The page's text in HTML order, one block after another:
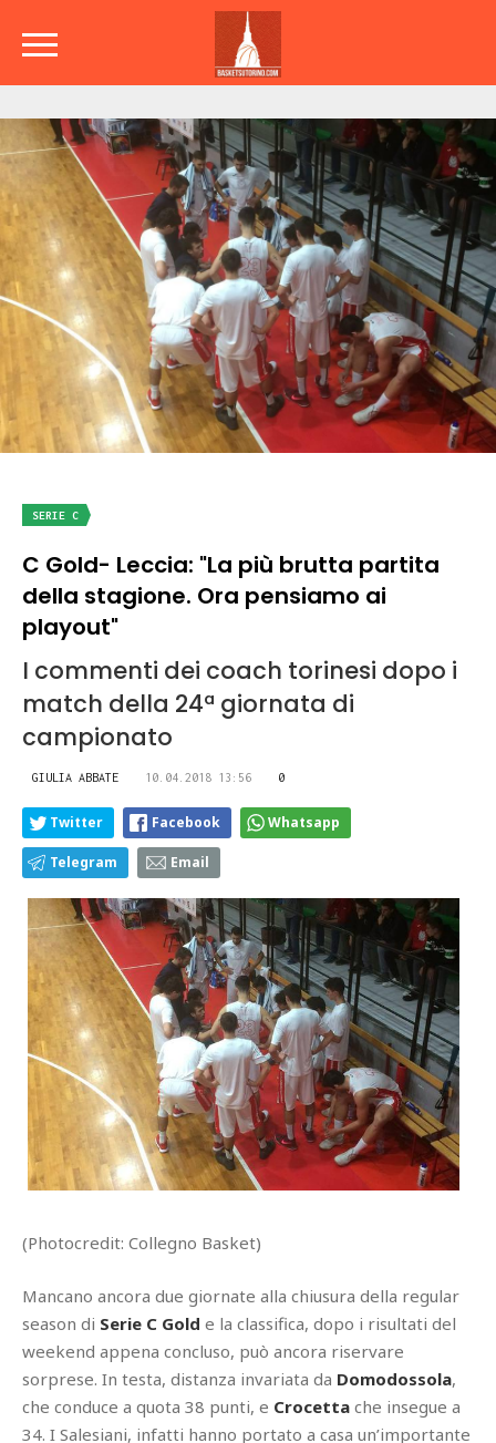
SERIE C
C Gold- Leccia: "La più brutta partita
della stagione. Ora pensiamo ai
playout"
I commenti dei coach torinesi dopo i
match della 24ª giornata di
campionato
GIULIA ABBATE 10.04.2018 13:56 0
Twitter Facebook Whatsapp
Telegram Email
(Photocredit: Collegno Basket)
Mancano ancora due giornate alla chiusura della regular
season di Serie C Gold e la classifica, dopo i risultati del
weekend appena concluso, può ancora riservare
sorprese. In testa, distanza invariata da Domodossola,
che conduce a quota 38 punti, e Crocetta che insegue a
34. I Salesiani, infatti hanno portato a casa un’importante